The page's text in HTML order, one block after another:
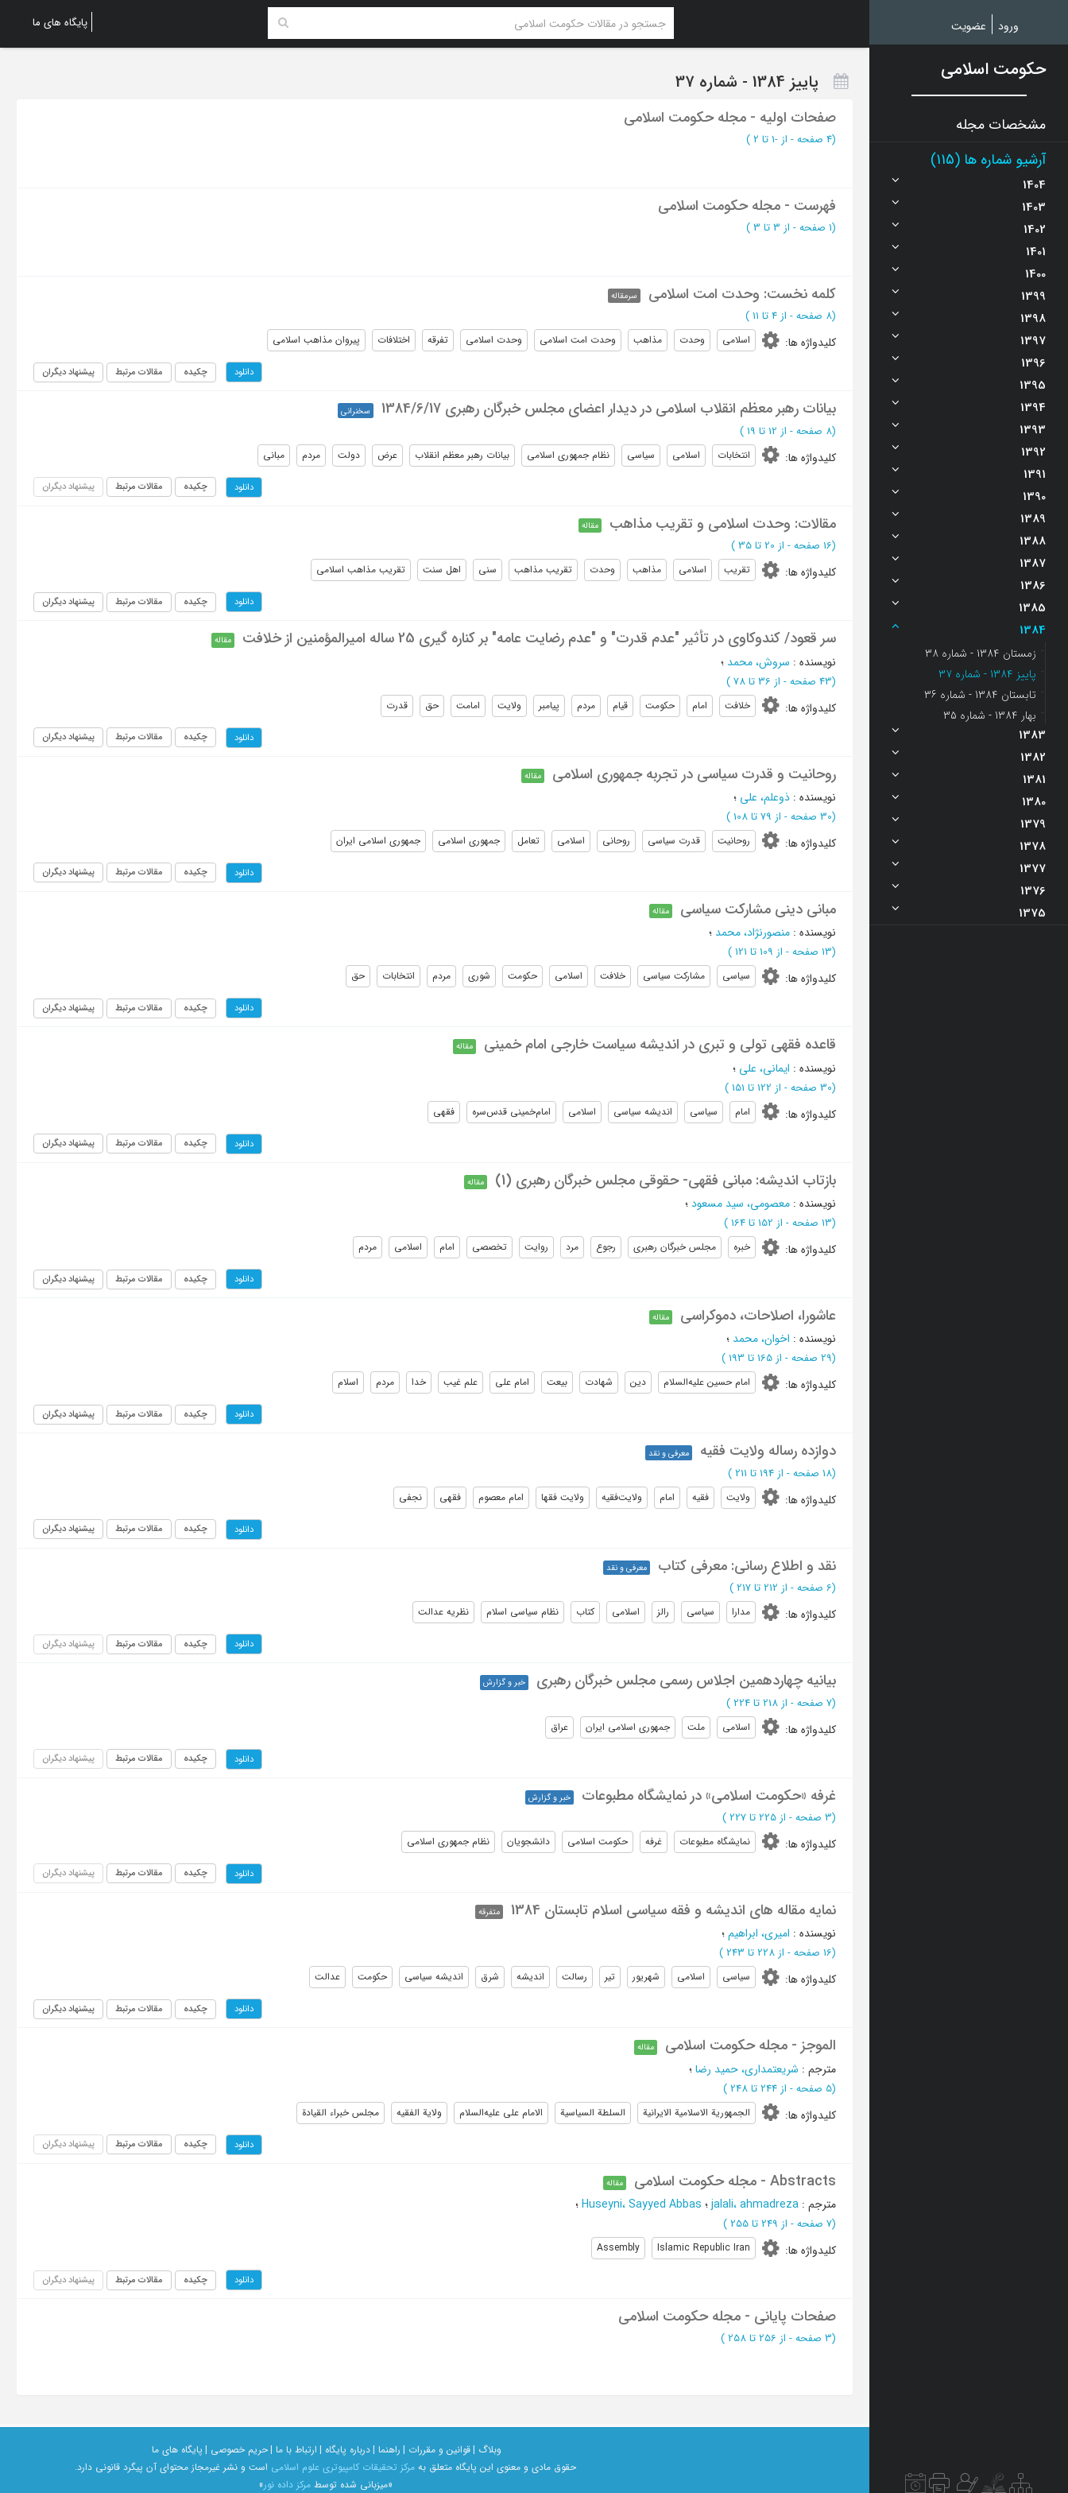
پایگاه های ما ورود عضویت
حکومت اسلامی
مشخصات مجله
آرشیو شماره ها (115)
1404
1403
1402
1401
1400
1399
1398
1397
1396
1395
1394
1393
1392
1391
1390
1389
1388
1387
1386
1385
1384
زمستان 1384 - شماره 38
پاییز 1384 - شماره 37
تابستان 1384 - شماره 36
بهار 1384 - شماره 35
1383
1382
1381
1380
1379
1378
1377
1376
1375
پاییز 1384 - شماره 37
صفحات اولیه - مجله حکومت اسلامی
(‎4 صفحه - از -1 تا 2 )
فهرست - مجله حکومت اسلامی
(‎1 صفحه - از 3 تا 3 )
کلمه نخست: وحدت امت اسلامی سرمقاله
(‎8 صفحه - از 4 تا 11 )
کلیدواژه ها: اسلامی وحدت مذاهب وحدت امت اسلامی وحدت اسلامی تفرقه اختلافات پیروان مذاهب اسلامی
دانلود چکیده مقالات مرتبط پیشنهاد دیگران
بیانات رهبر معظم انقلاب اسلامی در دیدار اعضای مجلس خبرگان رهبری 1384/6/17 سخنرانی
(‎8 صفحه - از 12 تا 19 )
کلیدواژه ها: انتخابات اسلامی سیاسی نظام جمهوری اسلامی بیانات رهبر معظم انقلاب عرض دولت مردم مبانی
دانلود چکیده مقالات مرتبط پیشنهاد دیگران
مقالات: وحدت اسلامی و تقریب مذاهب مقاله
(‎16 صفحه - از 20 تا 35 )
کلیدواژه ها: تقریب اسلامی مذاهب وحدت تقریب مذاهب سنی اهل سنت تقریب مذاهب اسلامی
دانلود چکیده مقالات مرتبط پیشنهاد دیگران
سر قعود/ کندوکاوی در تأثیر "عدم قدرت" و "عدم رضایت عامه" بر کناره گیری 25 ساله امیرالمؤمنین از خلافت مقاله
نویسنده : سروش، محمد ؛
(‎43 صفحه - از 36 تا 78 )
کلیدواژه ها: خلافت امام حکومت قیام مردم پیامبر ولایت امامت حق قدرت
دانلود چکیده مقالات مرتبط پیشنهاد دیگران
روحانیت و قدرت سیاسی در تجربه جمهوری اسلامی مقاله
نویسنده : ذوعلم، علی ؛
(‎30 صفحه - از 79 تا 108 )
کلیدواژه ها: روحانیت قدرت سیاسی روحانی اسلامی تعامل جمهوری اسلامی جمهوری اسلامی ایران
دانلود چکیده مقالات مرتبط پیشنهاد دیگران
مبانی دینی مشارکت سیاسی مقاله
نویسنده : منصورنژاد، محمد ؛
(‎13 صفحه - از 109 تا 121 )
کلیدواژه ها: سیاسی مشارکت سیاسی خلافت اسلامی حکومت شوری مردم انتخابات حق
دانلود چکیده مقالات مرتبط پیشنهاد دیگران
قاعده فقهی تولی و تبری در اندیشه سیاست خارجی امام خمینی مقاله
نویسنده : ایمانی، علی ؛
(‎30 صفحه - از 122 تا 151 )
کلیدواژه ها: امام سیاسی اندیشه سیاسی اسلامی امام‌خمینی قدس‌سره فقهی
دانلود چکیده مقالات مرتبط پیشنهاد دیگران
بازتاب اندیشه: مبانی فقهی- حقوقی مجلس خبرگان رهبری (1) مقاله
نویسنده : معصومی، سید مسعود؛
(‎13 صفحه - از 152 تا 164 )
کلیدواژه ها: خبره مجلس خبرگان رهبری رجوع مرد روایت تخصصی امام اسلامی مردم
دانلود چکیده مقالات مرتبط پیشنهاد دیگران
عاشورا، اصلاحات، دموکراسی مقاله
نویسنده : اخوان، محمد ؛
(‎29 صفحه - از 165 تا 193 )
کلیدواژه ها: امام حسین علیه‌السلام دین شهادت بیعت امام علی علم غیب خدا مردم اسلام
دانلود چکیده مقالات مرتبط پیشنهاد دیگران
دوازده رساله ولایت فقیه معرفی و نقد
(‎18 صفحه - از 194 تا 211 )
کلیدواژه ها: ولایت فقیه امام ولایت‌فقیه ولایت فقها امام معصوم فقهی نجفی
دانلود چکیده مقالات مرتبط پیشنهاد دیگران
نقد و اطلاع رسانی: معرفی کتاب معرفی و نقد
(‎6 صفحه - از 212 تا 217 )
کلیدواژه ها: مدارا سیاسی رالز اسلامی کتاب نظام سیاسی اسلام نظریه عدالت
دانلود چکیده مقالات مرتبط پیشنهاد دیگران
بیانیه چهاردهمین اجلاس رسمی مجلس خبرگان رهبری خبر و گزارش
(‎7 صفحه - از 218 تا 224 )
کلیدواژه ها: اسلامی ملت جمهوری اسلامی ایران عراق
دانلود چکیده مقالات مرتبط پیشنهاد دیگران
غرفه «حکومت اسلامی» در نمایشگاه مطبوعات خبر و گزارش
(‎3 صفحه - از 225 تا 227 )
کلیدواژه ها: نمایشگاه مطبوعات غرفه حکومت اسلامی دانشجویان نظام جمهوری اسلامی
دانلود چکیده مقالات مرتبط پیشنهاد دیگران
نمایه مقاله های اندیشه و فقه سیاسی اسلام تابستان 1384 متفرقه
نویسنده : امیری، ابراهیم؛
(‎16 صفحه - از 228 تا 243 )
کلیدواژه ها: سیاسی اسلامی شهریور تیر رسالت اندیشه شرق اندیشه سیاسی حکومت عدالت
دانلود چکیده مقالات مرتبط پیشنهاد دیگران
الموجز - مجله حکومت اسلامی مقاله
مترجم : شریعتمداری، حمید رضا؛
(‎5 صفحه - از 244 تا 248 )
کلیدواژه ها: الجمهوریة الاسلامیة الایرانیة السلطة السیاسیة الامام علی علیه‌السلام ولایة الفقیه مجلس خبراء القیادة
دانلود چکیده مقالات مرتبط پیشنهاد دیگران
Abstracts - مجله حکومت اسلامی مقاله
مترجم : jalali، ahmadreza؛ Huseyni، Sayyed Abbas؛
(‎7 صفحه - از 249 تا 255 )
کلیدواژه ها:
Islamic Republic Iran
Assembly
دانلود چکیده مقالات مرتبط پیشنهاد دیگران
صفحات پایانی - مجله حکومت اسلامی
(‎3 صفحه - از 256 تا 258 )
وبلاگ |قوانین و مقررات | راهنما |درباره پایگاه | ارتباط با ما |حریم خصوصی | پایگاه های ما
حقوق مادی و معنوی اين پايگاه متعلق به مرکز تحقیقات کامپیوتری علوم اسلامی است و نشر غیرمجاز محتوای آن پیگرد قانونی دارد.
«میزبانی شده توسطمرکز داده نور»